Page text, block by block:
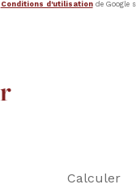
Conditions d'utilisationde Google
Calculer